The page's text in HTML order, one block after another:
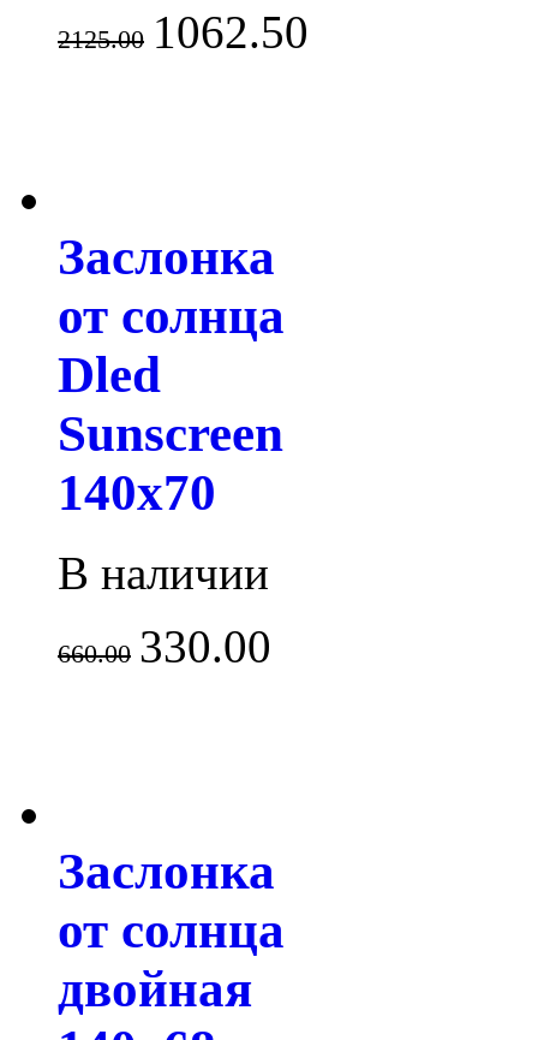
2125.00 1062.50
Заслонка
от солнца
Dled
Sunscreen
140x70
В наличии
660.00 330.00
Заслонка
от солнца
двойная